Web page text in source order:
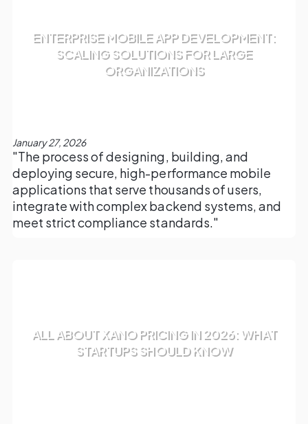
ENTERPRISE MOBILE APP DEVELOPMENT:
SCALING SOLUTIONS FOR LARGE
ORGANIZATIONS
January 27, 2026
"The process of designing, building, and
deploying secure, high-performance mobile
applications that serve thousands of users,
integrate with complex backend systems, and
meet strict compliance standards."
ALL ABOUT XANO PRICING IN 2026: WHAT
STARTUPS SHOULD KNOW